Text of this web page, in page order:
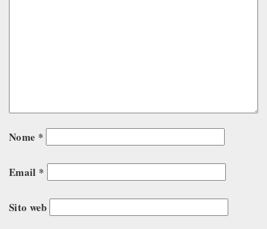
Nome *
Email *
Sito web